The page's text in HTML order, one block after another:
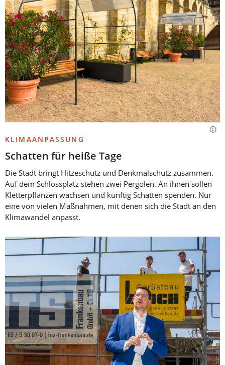
KLIMAANPASSUNG
Schatten für heiße Tage
Die Stadt bringt Hitzeschutz und Denkmalschutz zusammen.
Auf dem Schlossplatz stehen zwei Pergolen. An ihnen sollen
Kletterpflanzen wachsen und künftig Schatten spenden. Nur
eine von vielen Maßnahmen, mit denen sich die Stadt an den
Klimawandel anpasst.